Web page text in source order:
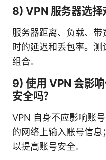
8) VPN 服务器选择
服务器距离、负载、
时的延迟和丢包率。
组合。
9) 使用 VPN 会影
安全吗？
VPN 自身不应影响账
的网络上输入账号信息
以提高账号安全。